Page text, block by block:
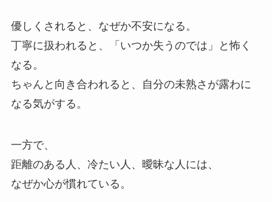
優しくされると、なぜか不安になる。
丁寧に扱われると、「いつか失うのでは」と怖く
なる。
ちゃんと向き合われると、自分の未熟さが露わに
なる気がする。
一方で、
距離のある人、冷たい人、曖昧な人には、
なぜか心が慣れている。